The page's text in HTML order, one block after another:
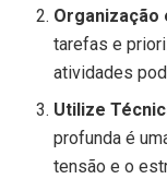
Organização
tarefas e
atividades
Utilize
profunda é
tensão e o